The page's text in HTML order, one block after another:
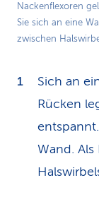
Nackenflexoren
Sie sich an eine
zwischen
Sich an
Rücken
Wand.